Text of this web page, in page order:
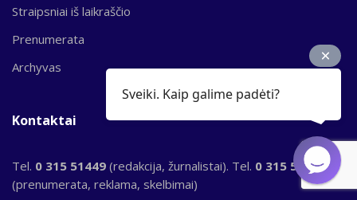
Straipsniai iš laikraščio
Prenumerata
Archyvas
Kontaktai
Tel. 0 315 51449 (redakcija, žurnalistai). Tel. 0 315 51956
(prenumerata, reklama, skelbimai)
Sveiki. Kaip galime padėti?